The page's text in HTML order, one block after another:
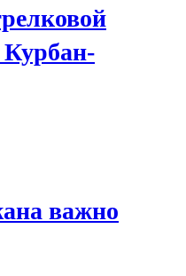
Курбан-
важно